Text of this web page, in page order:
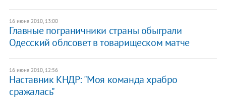
16 июня 2010, 13:00
Главные пограничники страны обыграли
Одесский облсовет в товарищеском матче
16 июня 2010, 12:56
Наставник КНДР: "Моя команда храбро
сражалась"